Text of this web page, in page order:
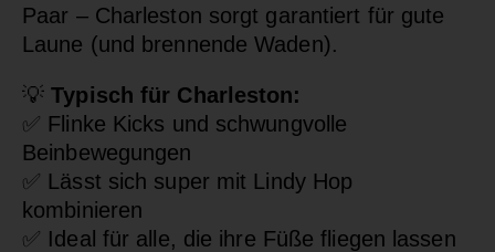
Paar – Charleston sorgt garantiert für gute
Laune (und brennende Waden).
💡 Typisch für Charleston:
✅ Flinke Kicks und schwungvolle
Beinbewegungen
✅ Lässt sich super mit Lindy Hop
kombinieren
✅ Ideal für alle, die ihre Füße fliegen lassen